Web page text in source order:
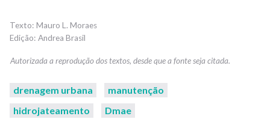
Mauro L. Moraes
Andrea Brasil
drenagem urbana
manutenção
hidrojateamento
Dmae